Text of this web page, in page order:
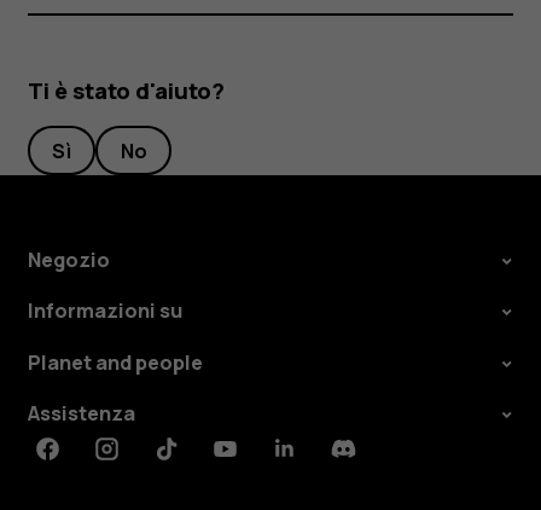
Ti è stato d'aiuto?
Sì No
Negozio
Informazioni su
Planet and people
Assistenza
FacebookInstagramTiktokYoutubeLinkedinDiscord